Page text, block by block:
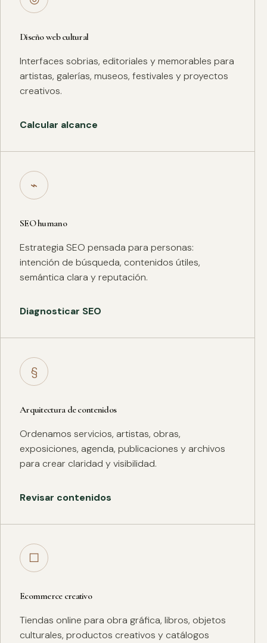
Diseño web cultural
Interfaces sobrias, editoriales y memorables para
artistas, galerías, museos, festivales y proyectos
creativos.
Calcular alcance
⌁
SEO humano
Estrategia SEO pensada para personas:
intención de búsqueda, contenidos útiles,
semántica clara y reputación.
Diagnosticar SEO
§
Arquitectura de contenidos
Ordenamos servicios, artistas, obras,
exposiciones, agenda, publicaciones y archivos
para crear claridad y visibilidad.
Revisar contenidos
□
Ecommerce creativo
Tiendas online para obra gráfica, libros, objetos
culturales, productos creativos y catálogos